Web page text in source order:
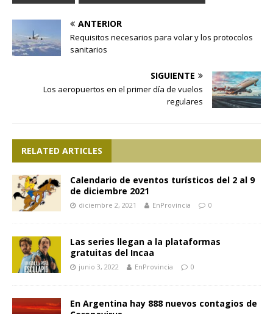
ANTERIOR
Requisitos necesarios para volar y los protocolos
sanitarios
SIGUIENTE
Los aeropuertos en el primer día de vuelos
regulares
RELATED ARTICLES
Calendario de eventos turísticos del 2 al 9
de diciembre 2021
diciembre 2, 2021 EnProvincia 0
Las series llegan a la plataformas
gratuitas del Incaa
junio 3, 2022 EnProvincia 0
En Argentina hay 888 nuevos contagios de